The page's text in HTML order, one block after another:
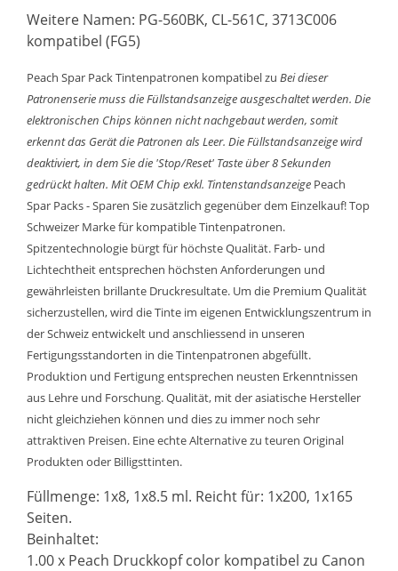
Weitere Namen: PG-560BK, CL-561C, 3713C006
kompatibel (FG5)
Peach Spar Pack Tintenpatronen kompatibel zu Bei dieser
Patronenserie muss die Füllstandsanzeige ausgeschaltet werden. Die
elektronischen Chips können nicht nachgebaut werden, somit
erkennt das Gerät die Patronen als Leer. Die Füllstandsanzeige wird
deaktiviert, in dem Sie die 'Stop/Reset' Taste über 8 Sekunden
gedrückt halten. Mit OEM Chip exkl. Tintenstandsanzeige Peach
Spar Packs - Sparen Sie zusätzlich gegenüber dem Einzelkauf! Top
Schweizer Marke für kompatible Tintenpatronen.
Spitzentechnologie bürgt für höchste Qualität. Farb- und
Lichtechtheit entsprechen höchsten Anforderungen und
gewährleisten brillante Druckresultate. Um die Premium Qualität
sicherzustellen, wird die Tinte im eigenen Entwicklungszentrum in
der Schweiz entwickelt und anschliessend in unseren
Fertigungsstandorten in die Tintenpatronen abgefüllt.
Produktion und Fertigung entsprechen neusten Erkenntnissen
aus Lehre und Forschung. Qualität, mit der asiatische Hersteller
nicht gleichziehen können und dies zu immer noch sehr
attraktiven Preisen. Eine echte Alternative zu teuren Original
Produkten oder Billigsttinten.
Füllmenge: 1x8, 1x8.5 ml. Reicht für: 1x200, 1x165
Seiten.
Beinhaltet:
1.00 x Peach Druckkopf color kompatibel zu Canon